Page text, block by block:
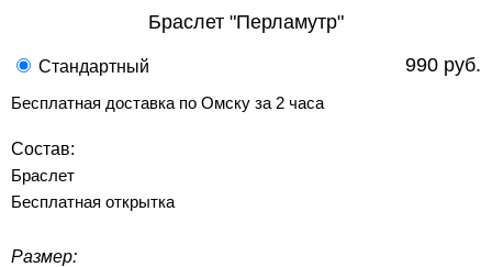
Браслет "Перламутр"
Стандартный 990 руб.
Бесплатная доставка по Омску за 2 часа
Состав:
Браслет
Бесплатная открытка
Размер: